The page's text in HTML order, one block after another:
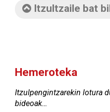
Itzultzaile bat
Hemeroteka
Itzulpengintzarekin lotura
bideoak…